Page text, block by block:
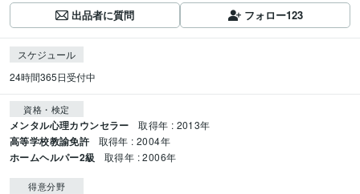
出品者に質問 フォロー123
スケジュール
24時間365日受付中
資格・検定
メンタル心理カウンセラー 取得年 : 2013年
高等学校教諭免許 取得年 : 2004年
ホームヘルパー2級 取得年 : 2006年
得意分野